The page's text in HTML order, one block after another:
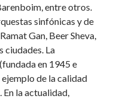
entre otros.
sinfónicas y de
Gan, Beer Sheva,
ciudades. La
en 1945 e
de la calidad
la actualidad,